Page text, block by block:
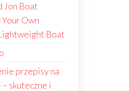
Jon Boat
Own
Boat
przepisy na
skuteczne i